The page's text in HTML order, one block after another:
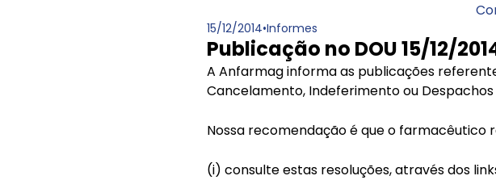
15/12/2014•Informes
Publicação no DOU 15/12/
A Anfarmag informa as publicações
Cancelamento, Indeferimento ou Despachos
Nossa recomendação é que o farmacêutico
(i) consulte estas resoluções, através dos